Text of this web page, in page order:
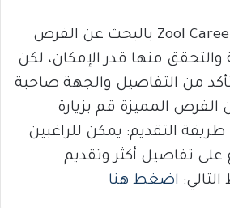
تنويه: يقوم فريق Zool Career بالبحث عن الفرص
منها قدر الإمكان، لكن
من التفاصيل والجهة صاحبة
الفرص المميزة قم بزيارة
طريقة التقديم: يمكن للراغبين
على تفاصيل أكثر وتقديم
اضغط هنا